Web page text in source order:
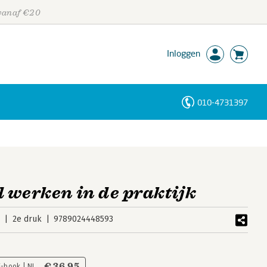
€20
Inloggen
010-4731397
werken in de praktijk
2e druk 9789024448593
Personen